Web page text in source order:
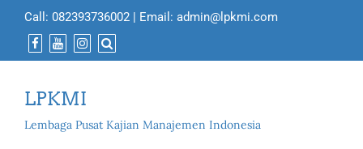
Call: 082393736002 | Email: admin@lpkmi.com
LPKMI
Lembaga Pusat Kajian Manajemen Indonesia